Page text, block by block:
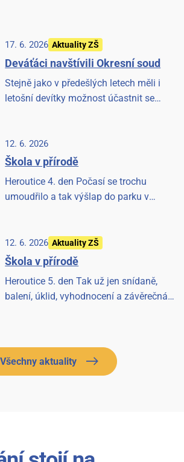
17. 6. 2026 Aktuality ZŠ
Deváťáci navštívili Okresní soud
Stejně jako v předešlých letech měli i
letošní devítky možnost účastnit se
zkušeností.
12. 6. 2026
Škola v přírodě
Heroutice 4. den Počasí se trochu
umoudřilo a tak výšlap do parku v
večerní diskotékou.
12. 6. 2026 Aktuality ZŠ
Škola v přírodě
Heroutice 5. den Tak už jen snídaně,
balení, úklid, vyhodnocení a závěrečná
Všechny aktuality